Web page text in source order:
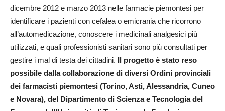
dicembre 2012 e marzo 2013 nelle farmacie piemontesi per
identificare i pazienti con cefalea o emicrania che ricorrono
all’automedicazione, conoscere i medicinali analgesici più
utilizzati, e quali professionisti sanitari sono più consultati per
gestire i mal di testa dei cittadini. Il progetto è stato reso
possibile dalla collaborazione di diversi Ordini provinciali
dei farmacisti piemontesi (Torino, Asti, Alessandria, Cuneo
e Novara), del Dipartimento di Scienza e Tecnologia del